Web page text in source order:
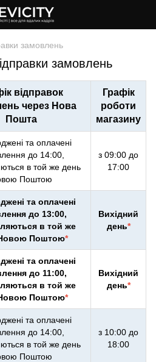
замовлень
замовлень
відправок
через Нова
Пошта
Графік
роботи
магазину
та оплачені
до 14:00,
в той же день
Поштою
з 09:00 до
17:00
та оплачені
до 13:00,
в той же
Поштою*
Вихідний
день*
та оплачені
до 11:00,
в той же
Поштою*
Вихідний
день*
та оплачені
до 14:00,
в той же день
Поштою
з 10:00 до
18:00